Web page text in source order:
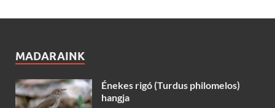
MADARAINK
Énekes rigó (Turdus philomelos)
hangja